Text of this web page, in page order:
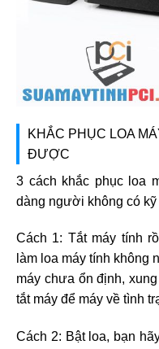
KHẮC PHỤC LOA
ĐƯỢC
3 cách khắc phục loa
dàng người không có kỹ
Cách 1: Tắt máy tính
làm loa máy tính không
máy chưa ổn định,
tắt máy để máy về tình
Cách 2: Bật loa, bạn